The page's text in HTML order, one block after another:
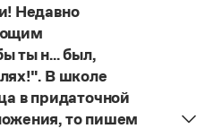
двух вариантах:
— 'игра').
слова можно говорить,
в нормативных
Пока же такой
не располагаем.
Недавно
ты н... был,
В школе
в придаточной
то пишем